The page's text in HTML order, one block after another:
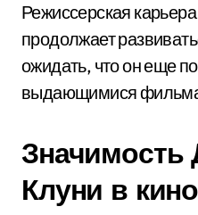
Режиссерская
продолжает
ожидать, что он еще
выдающимися
Значимость
Клуни в